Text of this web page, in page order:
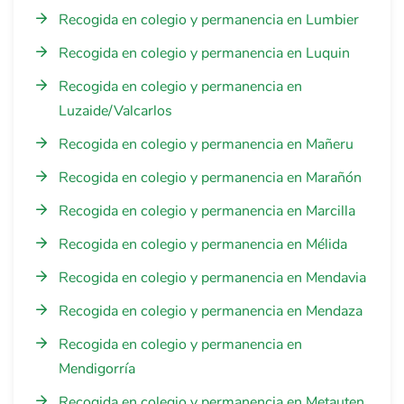
Recogida en colegio y permanencia en Lumbier
Recogida en colegio y permanencia en Luquin
Recogida en colegio y permanencia en
Luzaide/Valcarlos
Recogida en colegio y permanencia en Mañeru
Recogida en colegio y permanencia en Marañón
Recogida en colegio y permanencia en Marcilla
Recogida en colegio y permanencia en Mélida
Recogida en colegio y permanencia en Mendavia
Recogida en colegio y permanencia en Mendaza
Recogida en colegio y permanencia en
Mendigorría